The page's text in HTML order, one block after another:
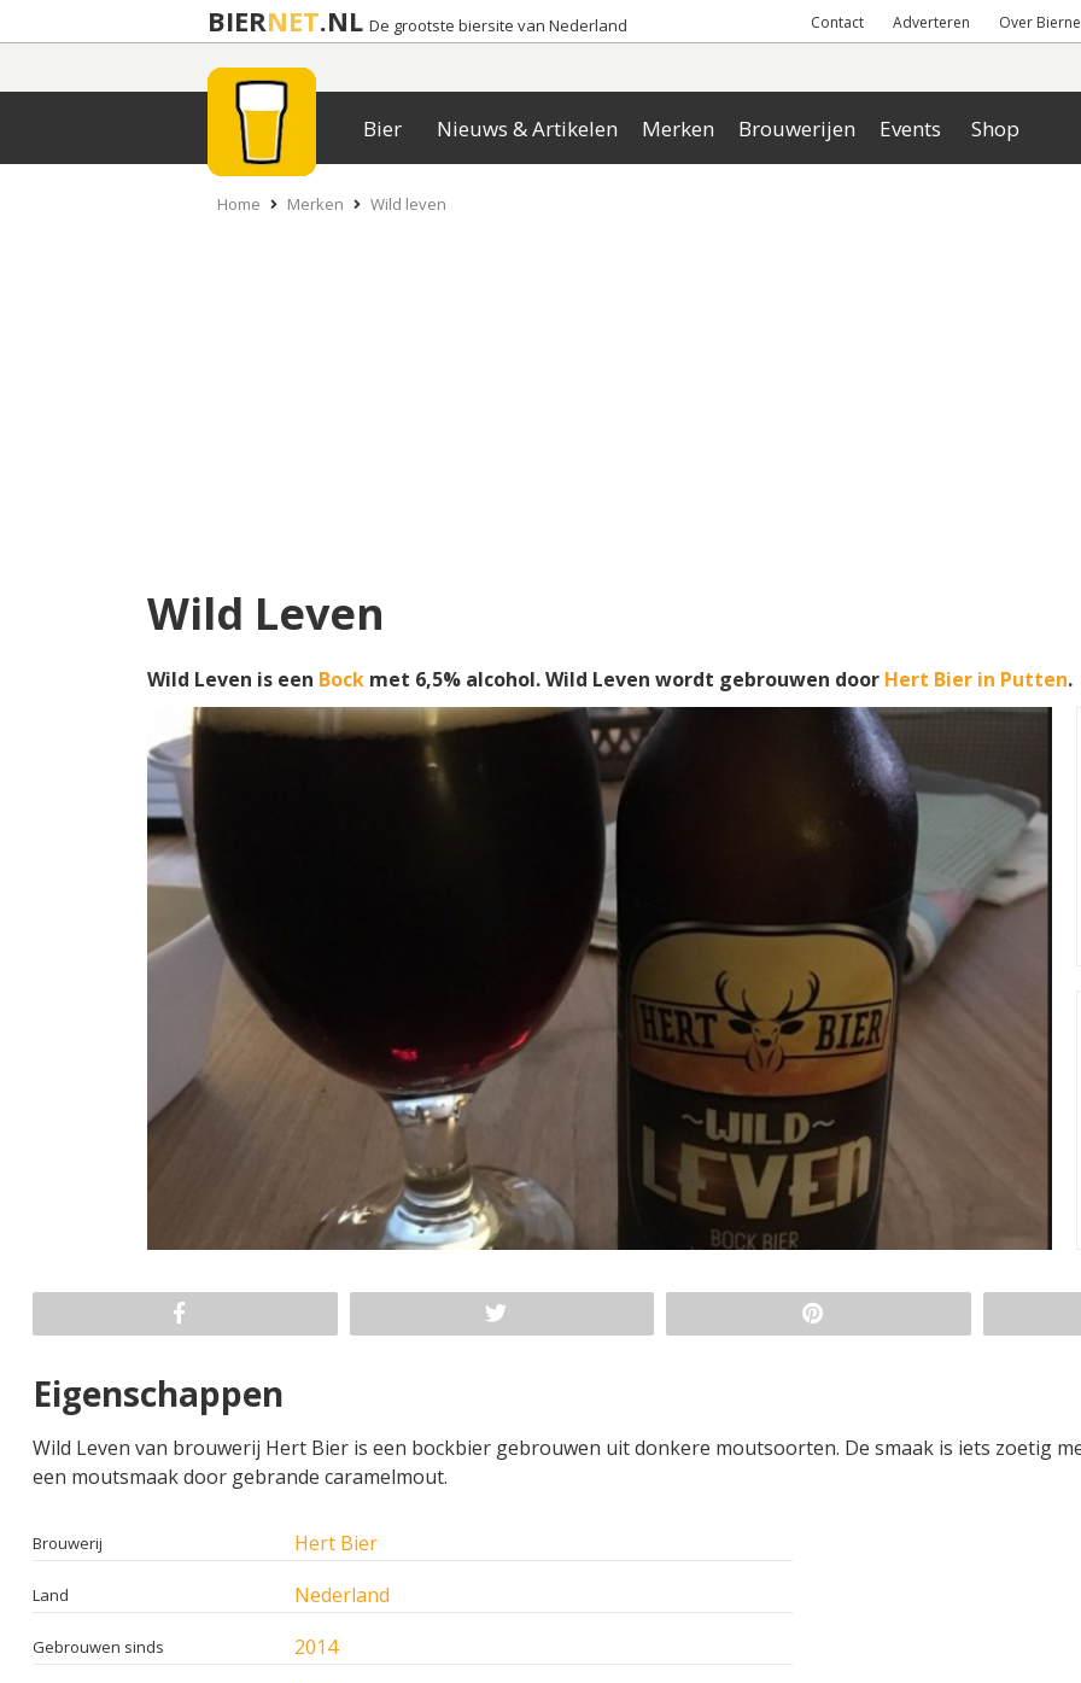
BIERNET.NL De grootste biersite van Nederland Contact Adverteren Over
Bier Nieuws & Artikelen Merken Brouwerijen Events Shop
Home Merken Wild leven
Wild Leven
Wild Leven is een Bock met 6,5% alcohol. Wild Leven wordt gebrouwen door Hert Bier in Putten.
Eigenschappen
Wild Leven van brouwerij Hert Bier is een bockbier gebrouwen uit donkere moutsoorten. De smaak is iets zoetig
een moutsmaak door gebrande caramelmout.
Brouwerij Hert Bier
Land Nederland
Gebrouwen sinds 2014